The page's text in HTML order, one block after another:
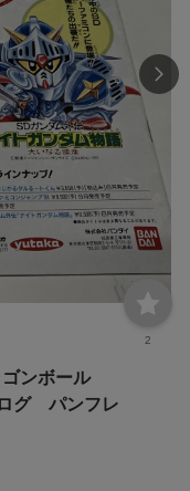
2
ゴンボール
グ パンフレ